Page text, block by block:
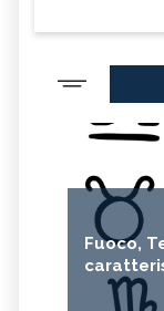
Fuoco,